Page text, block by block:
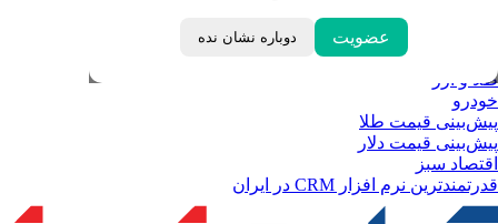
عضویت دوباره نشان نده
لحظه تحویل سال
داغ‌ترین‌های اقتصادی
طلا و ارز
خودرو
پیش‌بینی قیمت طلا
پیش‌بینی قیمت دلار
اقتصاد سبز
قدرتمندترین نرم‌ افزار CRM در ایران